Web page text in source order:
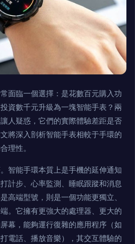
面臨一個選擇：是花數百元購入功
資數千元升級為一塊智能手表？兩
人疑惑，它們的實際體驗差距是否
將深入剖析智能手表相較于手環的
理性。
智能手環本質上是手機的延伸通知
計步、心率監測、睡眠跟蹤和消息
高端型號，則是一個功能更獨立、
。它擁有更強大的處理器、更大的
幕，能夠運行復雜的應用程序（如
電話、播放音樂），其交互體驗的